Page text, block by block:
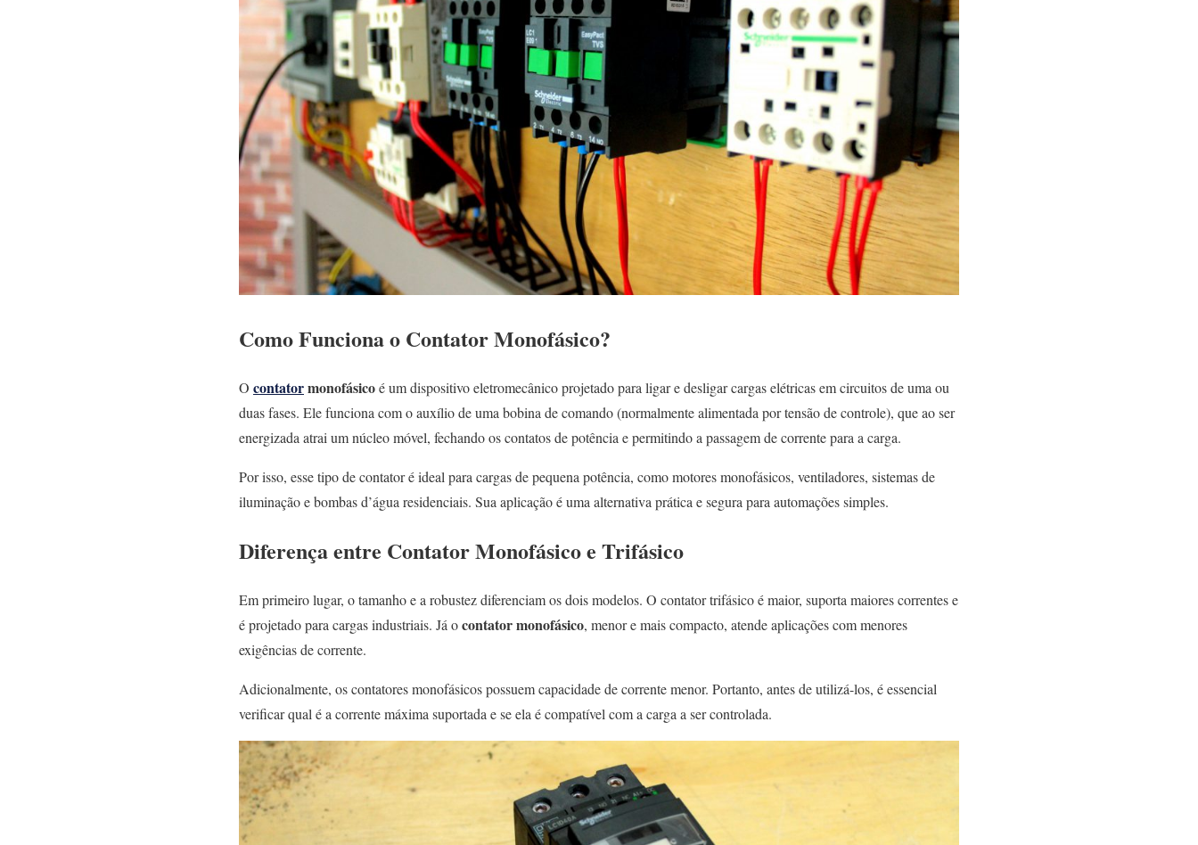
Como Funciona o Contator Monofásico?
O contatormonofásicoé um dispositivo eletromecânico projetado para ligar e desligar cargas elétricas em circuitos de uma ou
duas fases. Ele funciona com o auxílio de uma bobina de comando (normalmente alimentada por tensão de controle), que ao ser
energizada atrai um núcleo móvel, fechando os contatos de potência e permitindo a passagem de corrente para a carga.
Por isso, esse tipo de contator é ideal para cargas de pequena potência, como motores monofásicos, ventiladores, sistemas de
iluminação e bombas d’água residenciais. Sua aplicação é uma alternativa prática e segura para automações simples.
Diferença entre Contator Monofásico e Trifásico
Em primeiro lugar, o tamanho e a robustez diferenciam os dois modelos. O contator trifásico é maior, suporta maiores correntes e
é projetado para cargas industriais. Já ocontator monofásico, menor e mais compacto, atende aplicações com menores
exigências de corrente.
Adicionalmente, os contatores monofásicos possuem capacidade de corrente menor. Portanto, antes de utilizá-los, é essencial
verificar qual é a corrente máxima suportada e se ela é compatível com a carga a ser controlada.